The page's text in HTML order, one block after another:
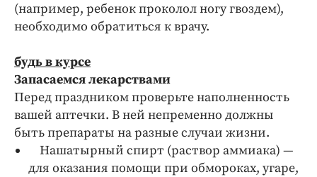
(например, ребенок проколол ногу гвоздем),
необходимо обратиться к врачу.
будь в курсе
Запасаемся лекарствами
Перед праздником проверьте наполненность
вашей аптечки. В ней непременно должны
быть препараты на разные случаи жизни.
Нашатырный спирт (раствор аммиака) —
для оказания помощи при обмороках, угаре,